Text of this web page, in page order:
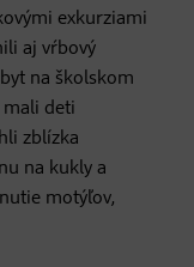
exkurziami
aj vŕbový
na školskom
mali deti
zblízka
na kukly a
motýľov,